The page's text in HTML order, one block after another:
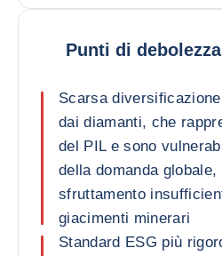
Punti di debolezza
Scarsa
dai diamanti, che
del PIL e sono
della domanda
sfruttamento
giacimenti minerari
Standard ESG più